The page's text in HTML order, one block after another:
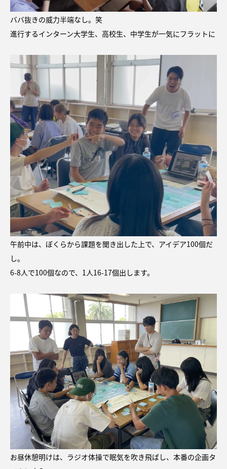
ババ抜きの威力半端なし。笑
進行するインターン大学生、高校生、中学生が一気にフラットに
午前中は、ぼくらから課題を聞き出した上で、アイデア100個だ
し。
6-8人で100個なので、1人16-17個出します。
お昼休憩明けは、ラジオ体操で眠気を吹き飛ばし、本番の企画タ